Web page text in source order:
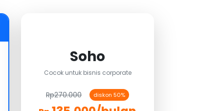
Soho
Cocok untuk bisnis corporate
Rp270.000 diskon 50%